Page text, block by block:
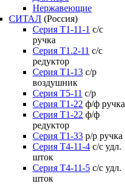
Нержавеющие
СИТАЛ (Россия)
Серия Т1-11-1 с/с
ручка
Серия Т1.2-11 с/с
редуктор
Серия Т1-13 с/р
воздушник
Серия T5-11 с/р
Серия Т1-22 ф/ф ручка
Серия Т1-22 ф/ф
редуктор
Серия T1-33 р/р ручка
Серия Т4-11-4 с/с удл.
шток
Серия Т4-11-5 с/с удл.
шток